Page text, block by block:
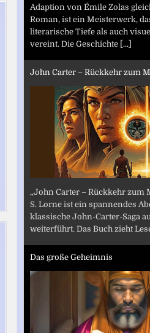
Adaption von Émile Zolas
Roman, ist ein Meisterwerk,
literarische Tiefe als auch
vereint. Die Geschichte [...]
John Carter – Rückkehr zum
„John Carter – Rückkehr zum
S. Lorne ist ein spannendes
klassische John-Carter-Saga
weiterführt. Das Buch zieht
Das große Geheimnis